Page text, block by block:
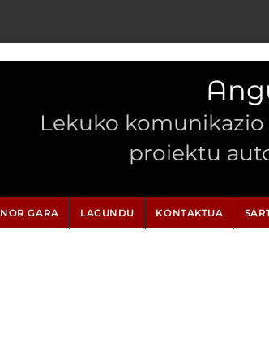
Lekuko
proiektu
NOR GARA LAGUNDU KONTAKTUA